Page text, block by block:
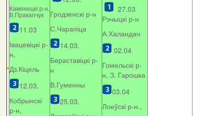
Камянецкі р-н,
В.Пракапчук
11.03
Івацевіцкі р-
н,
Дз.Кіцель
12.03.
Кобрынскі
р-н,
Гродзенскі р-н
С.Чарапіца
14.03.
Бераставіцкі р-
н
В.Гуменны
25.03.
27.03
Рэчыцкі р-н
А.Халандач
02.04
Гомельскі р-
н, З. Гарошка
03.04
Лоеўскі р-н.,